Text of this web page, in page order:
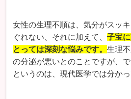
女性の生理不順は、気分がスッ
ぐれない、それに加えて、子宝
とっては深刻な悩みです。生理
の分泌が悪いとのことですが、
というのは、現代医学では分かっ